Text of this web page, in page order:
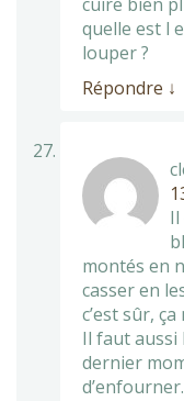
cuire bien
quelle est l
louper ?
Répondre ↓
montés en
casser en
c’est sûr,
Il faut
dernier
d’enfourner.